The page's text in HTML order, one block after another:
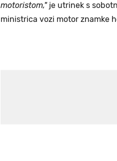
motoristom,"je utrinek s
ministrica vozi motor znamke